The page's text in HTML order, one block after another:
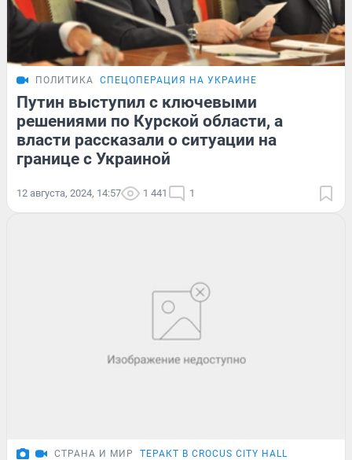
ПОЛИТИКА СПЕЦОПЕРАЦИЯ НА УКРАИНЕ
Путин выступил с ключевыми
решениями по Курской области, а
власти рассказали о ситуации на
границе с Украиной
12 августа, 2024, 14:57 1 441 1
СТРАНА И МИР ТЕРАКТ В CROCUS CITY HALL